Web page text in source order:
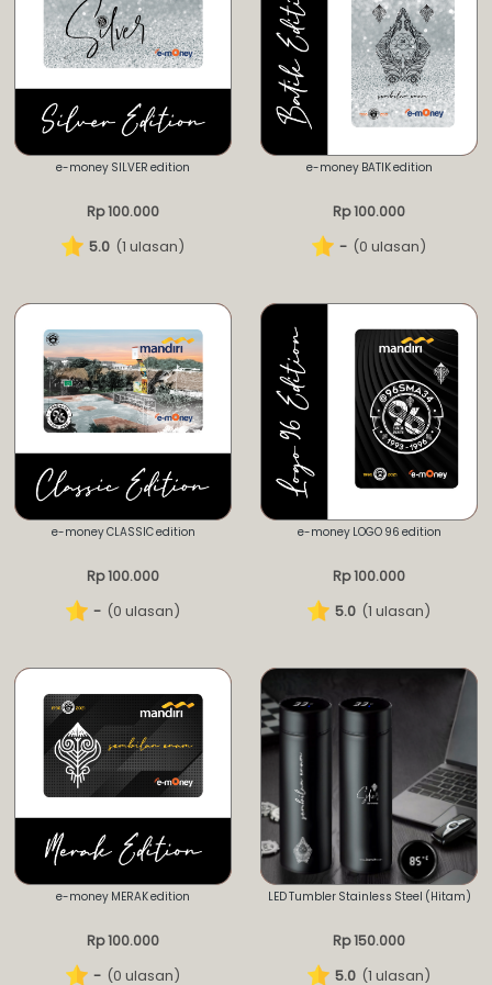
e-money SILVER edition
Rp 100.000
5.0 (1 ulasan)
e-money BATIK edition
Rp 100.000
- (0 ulasan)
e-money CLASSIC edition
Rp 100.000
- (0 ulasan)
e-money LOGO 96 edition
Rp 100.000
5.0 (1 ulasan)
e-money MERAK edition
Rp 100.000
- (0 ulasan)
LED Tumbler Stainless Steel (Hitam)
Rp 150.000
5.0 (1 ulasan)